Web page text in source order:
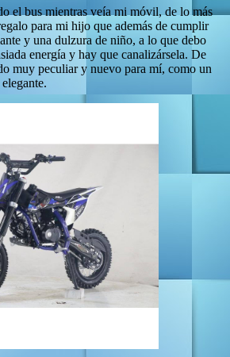
el bus mientras veía mi móvil, de lo más
para mi hijo que además de cumplir
y una dulzura de niño, a lo que debo
energía y hay que canalizársela. De
muy peculiar y nuevo para mí, como un